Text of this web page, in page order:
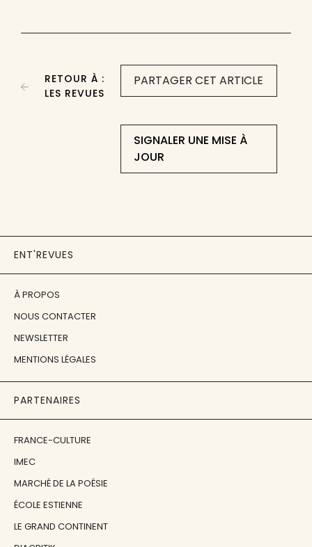
PARTAGER CET ARTICLE
SIGNALER UNE MISE À
JOUR
RETOUR À :
LES REVUES
ENT'REVUES
À PROPOS
NOUS CONTACTER
NEWSLETTER
MENTIONS LÉGALES
PARTENAIRES
FRANCE-CULTURE
IMEC
MARCHÉ DE LA POÉSIE
ÉCOLE ESTIENNE
LE GRAND CONTINENT